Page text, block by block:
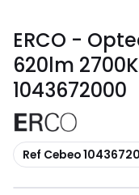
ERCO -
620lm
1043672000
Kopiëren
Ref Cebeo